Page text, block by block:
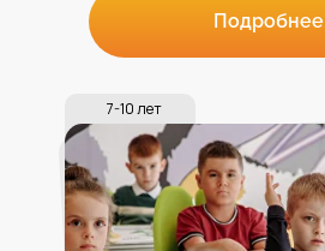
7-10 лет
Подробнее